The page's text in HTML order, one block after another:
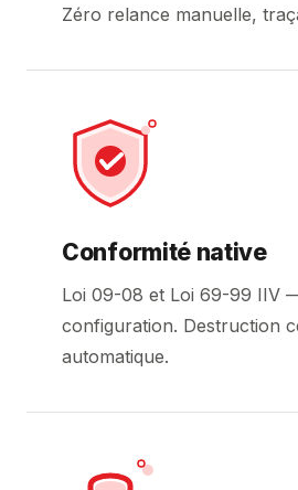
Zéro relance manuelle,
Conformité native
Loi 09-08 et Loi 69-99 IIV
configuration. Destruction
automatique.